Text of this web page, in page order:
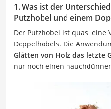
1. Was ist der
Putzhobel und einem
Der Putzhobel ist quasi eine
Doppelhobels. Die
Glätten von Holz das letzte
nur noch einen